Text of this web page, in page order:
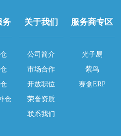
务
仓
关于我们
公司简介
市场合作
开放职位
荣誉资质
联系我们
服务商专区
光子易
紫鸟
赛盒ERP